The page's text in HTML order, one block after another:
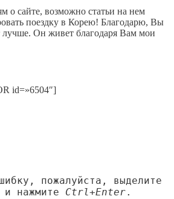
о сайте, возможно статьи на нем
поездку в Корею! Благодарю, Вы
лучше. Он живет благодаря Вам мои
id=»6504″]
пожалуйста, выделите
и нажмите Ctrl+Enter.